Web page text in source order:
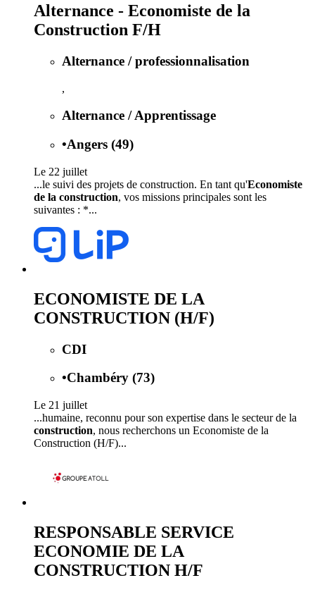
Alternance - Economiste de la
Construction F/H
Alternance / professionnalisation
,
Alternance / Apprentissage
•Angers (49)
Le 22 juillet
...le suivi des projets de construction. En tant qu'Economiste
de la construction, vos missions principales sont les
suivantes : *...
ECONOMISTE DE LA
CONSTRUCTION (H/F)
CDI
•Chambéry (73)
Le 21 juillet
...humaine, reconnu pour son expertise dans le secteur de la
construction, nous recherchons un Economiste de la
Construction (H/F)...
RESPONSABLE SERVICE
ECONOMIE DE LA
CONSTRUCTION H/F